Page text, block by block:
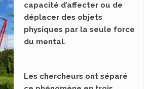
capacité d’affecter ou de
déplacer des objets
physiques par la seule force
du mental.
Les chercheurs ont séparé